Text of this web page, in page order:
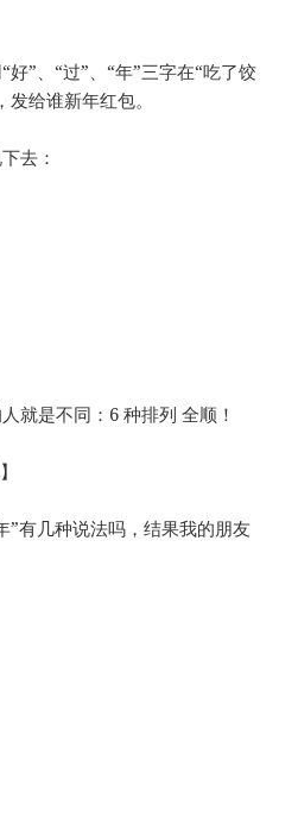
”、“过”、“年”三字在“吃了饺
给谁新年红包。
去：
就是不同：6 种排列 全顺！
”有几种说法吗，结果我的朋友